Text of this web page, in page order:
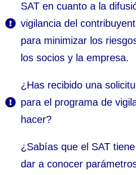
SAT en cuanto a la
vigilancia del
para minimizar los
los socios y la empresa.
¿Has recibido una
para el programa de
hacer?
¿Sabías que el SAT
dar a conocer